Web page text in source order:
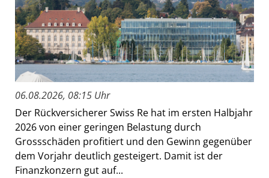
06.08.2026, 08:15 Uhr
Der Rückversicherer Swiss Re hat im ersten Halbjahr
2026 von einer geringen Belastung durch
Grossschäden profitiert und den Gewinn gegenüber
dem Vorjahr deutlich gesteigert. Damit ist der
Finanzkonzern gut auf...